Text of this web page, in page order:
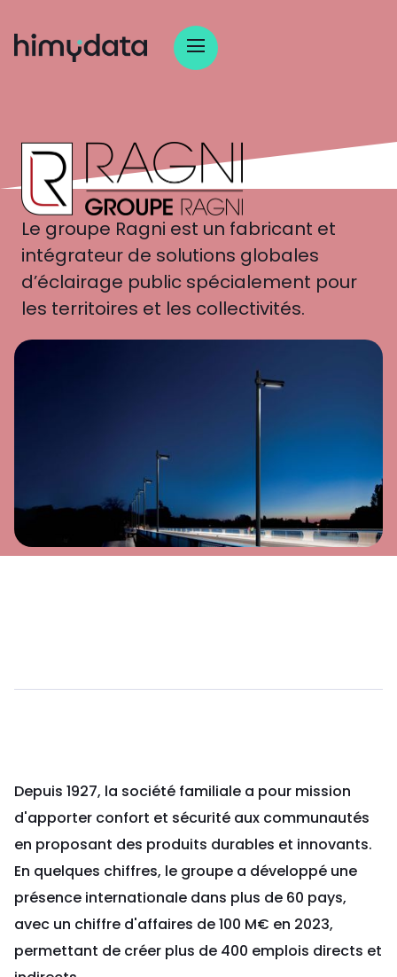
Le groupe Ragni est un fabricant et
intégrateur de solutions globales
d’éclairage public spécialement pour
les territoires et les collectivités.
Depuis 1927, la société familiale a pour mission
d'apporter confort et sécurité aux communautés
en proposant des produits durables et innovants.
En quelques chiffres, le groupe a développé une
présence internationale dans plus de 60 pays,
avec un chiffre d'affaires de 100 M€ en 2023,
permettant de créer plus de 400 emplois directs et